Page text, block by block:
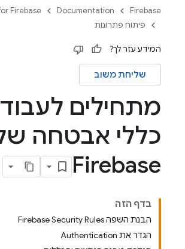
Firebase
Documentation
Firebase
פיתוח פתרונות
המידע עזר לך?
שליחת משוב
מתחילים
כללי אבטחה
Firebase
בדף הזה
הבנת השפה Firebase Security Rules
הגדר את Authentication